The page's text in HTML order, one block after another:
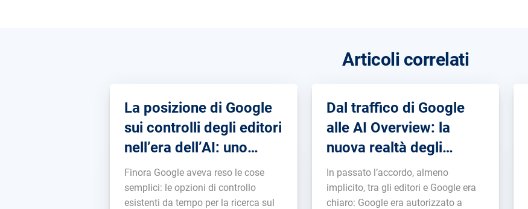
Articoli correlati
La posizione di Google
sui controlli degli editori
nell’era dell’AI: uno
sguardo dietro le quinte
Finora Google aveva reso le cose
semplici: le opzioni di controllo
esistenti da tempo per la ricerca sul
Dal traffico di Google
alle AI Overview: la
nuova realtà degli
editori
In passato l’accordo, almeno
implicito, tra gli editori e Google era
chiaro: Google era autorizzato a